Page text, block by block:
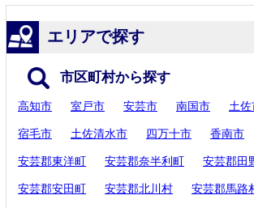
エリアで探す
市区町村から探す
高知市 室戸市 安芸市 南国市 土佐
宿毛市 土佐清水市 四万十市 香南市
安芸郡東洋町 安芸郡奈半利町 安芸郡田
安芸郡安田町 安芸郡北川村 安芸郡馬路